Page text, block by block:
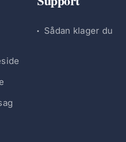
Sådan klager du